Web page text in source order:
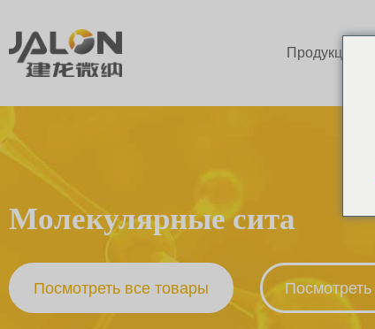
Продукция
Молекулярные сита
Посмотреть все товары